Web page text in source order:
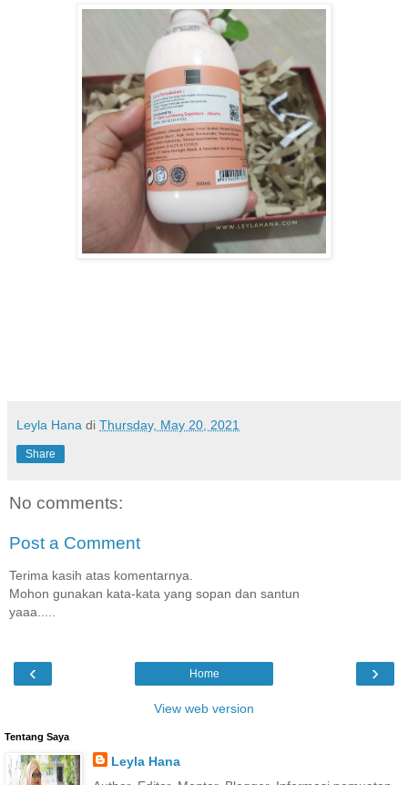
Leyla Hana di Thursday, May 20, 2021
Share
No comments:
Post a Comment
Terima kasih atas komentarnya.
Mohon gunakan kata-kata yang sopan dan santun
yaaa.....
‹ ›
Home
View web version
Tentang Saya
Leyla Hana